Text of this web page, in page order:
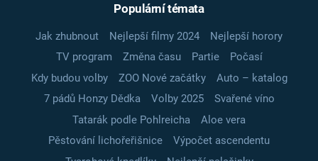
Populární témata
Jak zhubnout Nejlepší filmy 2024
Nejlepší horory
TV program
Změna času Partie
Počasí
Kdy budou volby
ZOO Nové začátky
Auto – katalog
7 pádů Honzy Dědka
Volby 2025
Svařené víno
Tatarák podle Pohlreicha
Aloe vera
Pěstování lichořeřišnice
Výpočet ascendentu